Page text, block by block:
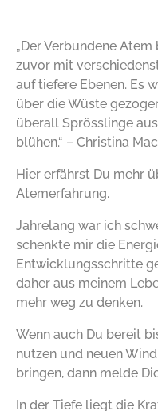
„Der Verbundene
zuvor mit
auf tiefere Ebenen. Es
über die Wüste
überall Sprösslinge
blühen.“ – Christina
Hier erfährst Du mehr
Atemerfahrung.
Jahrelang war ich
schenkte mir die
Entwicklungsschritte
daher aus meinem
mehr weg zu denken.
Wenn auch Du bereit
nutzen und neuen
bringen, dann melde
In der Tiefe liegt die